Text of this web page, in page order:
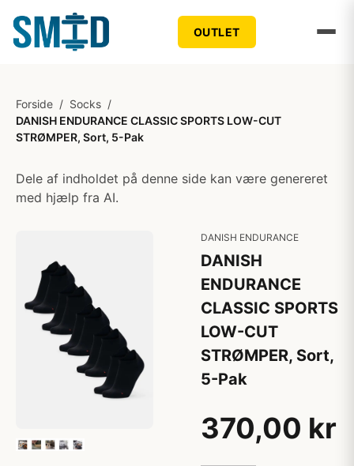
OUTLET
Forside / Socks /
DANISH ENDURANCE CLASSIC SPORTS LOW-CUT
STRØMPER, Sort, 5-Pak
Dele af indholdet på denne side kan være genereret
med hjælp fra AI.
DANISH ENDURANCE
DANISH
ENDURANCE
CLASSIC SPORTS
LOW-CUT
STRØMPER, Sort,
5-Pak
370,00 kr